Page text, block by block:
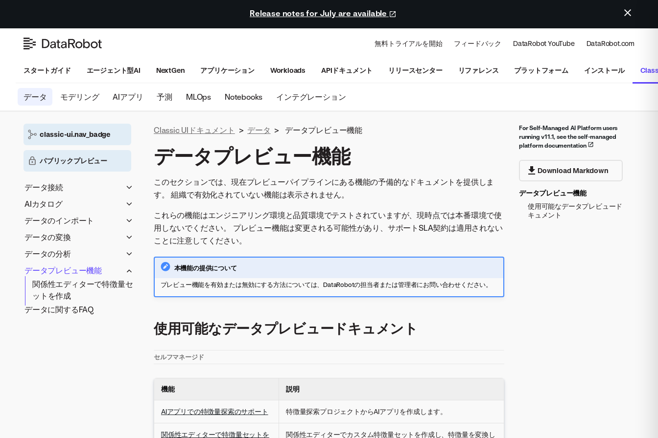
Release notes for July are available
無料トライアルを開始 フィードバック DataRobot YouTube DataRobot.com
スタートガイド エージェント型AI NextGen アプリケーション Workloads APIドキュメント リリースセンター リファレンス プラットフォーム インストール
データ モデリング AIアプリ 予測 MLOps Notebooks インテグレーション
classic-ui.nav_badge
パブリックプレビュー
データ接続
セキュアな構成の共有
AIカタログ
データのロード
アセットの管理
スナップショットのスケジュ
ール
Spark SQLでのデータの準備
データのインポート
DataRobotへの直接インポー
大規模データセットの高速
EDA
データの変換
交互作用ベースの変換
特徴量探索
エンドツーエンドの特徴量
探索
特徴量探索プロジェクトの
手動変換
データの分析
EDAによるデータ品質の評価
データ品質評価
ヒストグラムを使用した特徴
量の分析
データプレビュー機能
関係性エディターで特徴量セ
ットを作成
データに関するFAQ
For Self-Managed AI Platform users
running v11.1, see the self-managed
platform documentation
Download Markdown
データプレビュー機能
使用可能なデータプレビュード
キュメント
Classic UIドキュメント > データ > データプレビュー機能
データプレビュー機能
このセクションでは、現在プレビューパイプラインにある機能の予備的なドキュメントを提供しま
す。 組織で有効化されていない機能は表示されません。
これらの機能はエンジニアリング環境と品質環境でテストされていますが、現時点では本番環境で使
用しないでください。 プレビュー機能は変更される可能性があり、サポートSLA契約は適用されない
ことに注意してください。
本機能の提供について
プレビュー機能を有効または無効にする方法については、DataRobotの担当者または管理者にお問い合わせください。
使用可能なデータプレビュードキュメント
セルフマネージド
機能 説明
AIアプリでの特徴量探索のサポート 特徴量探索プロジェクトからAIアプリを作成します。
関係性エディターで特徴量セットを 関係性エディターでカスタム特徴量セットを作成し、特徴量を変換し